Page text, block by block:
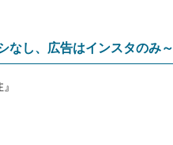
なし、広告はインスタのみ～